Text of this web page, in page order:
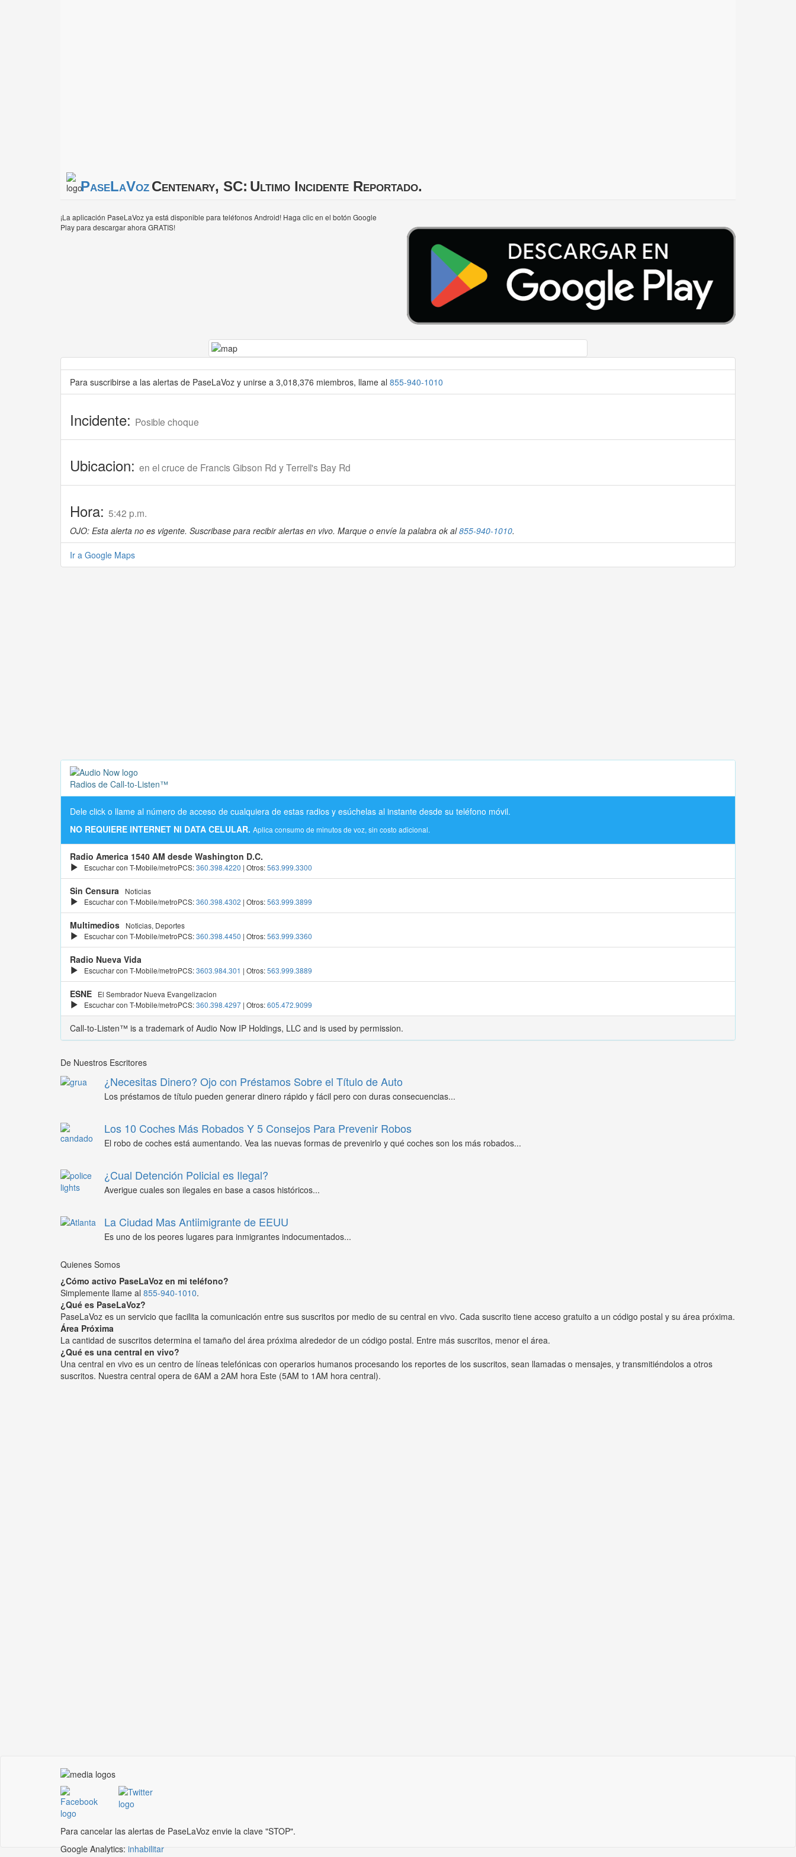
PaseLaVozCentenary, SC: Ultimo Incidente Reportado.
¡La aplicación PaseLaVoz ya está disponible para teléfonos Android! Haga clic en el botón Google
Play para descargar ahora GRATIS!
Para suscribirse a las alertas de PaseLaVoz y unirse a 3,018,376 miembros, llame al 855-940-1010
Incidente: Posible choque
Ubicacion: en el cruce de Francis Gibson Rd y Terrell's Bay Rd
Hora: 5:42 p.m.
OJO: Esta alerta no es vigente. Suscribase para recibir alertas en vivo. Marque o envíe la palabra ok al855-940-1010.
Ir a Google Maps
Radios de Call-to-Listen™
Dele click o llame al número de acceso de cualquiera de estas radios y esúchelas al instante desde su teléfono móvil.
NO REQUIERE INTERNET NI DATA CELULAR. Aplica consumo de minutos de voz, sin costo adicional.
Radio America 1540 AM desde Washington D.C.
Escuchar con T-Mobile/metroPCS:360.398.4220 | Otros:563.999.3300
Sin Censura
Noticias
Escuchar con T-Mobile/metroPCS:360.398.4302 | Otros:563.999.3899
Multimedios
Noticias, Deportes
Escuchar con T-Mobile/metroPCS:360.398.4450 | Otros:563.999.3360
Radio Nueva Vida
Escuchar con T-Mobile/metroPCS:3603.984.301 | Otros:563.999.3889
ESNE
El Sembrador Nueva Evangelizacion
Escuchar con T-Mobile/metroPCS:360.398.4297 | Otros:605.472.9099
Call-to-Listen™ is a trademark of Audio Now IP Holdings, LLC and is used by permission.
De Nuestros Escritores
¿Necesitas Dinero? Ojo con Préstamos Sobre el Título de Auto
Los préstamos de título pueden generar dinero rápido y fácil pero con duras consecuencias...
Los 10 Coches Más Robados Y 5 Consejos Para Prevenir Robos
El robo de coches está aumentando. Vea las nuevas formas de prevenirlo y qué coches son los más robados...
¿Cual Detención Policial es Ilegal?
Averigue cuales son ilegales en base a casos históricos...
La Ciudad Mas Antiimigrante de EEUU
Es uno de los peores lugares para inmigrantes indocumentados...
Quienes Somos
¿Cómo activo PaseLaVoz en mi teléfono?
Simplemente llame al 855-940-1010.
¿Qué es PaseLaVoz?
PaseLaVoz es un servicio que facilita la comunicación entre sus suscritos por medio de su central en vivo. Cada suscrito tiene acceso gratuito a un código postal y su área próxima.
Área Próxima
La cantidad de suscritos determina el tamaño del área próxima alrededor de un código postal. Entre más suscritos, menor el área.
¿Qué es una central en vivo?
Una central en vivo es un centro de líneas telefónicas con operarios humanos procesando los reportes de los suscritos, sean llamadas o mensajes, y transmitiéndolos a otros
suscritos. Nuestra central opera de 6AM a 2AM hora Este (5AM to 1AM hora central).
Para cancelar las alertas de PaseLaVoz envie la clave "STOP".
Google Analytics: inhabilitar